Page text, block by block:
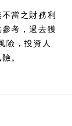
當之財務利
考，過去獲
險，投資人
險。